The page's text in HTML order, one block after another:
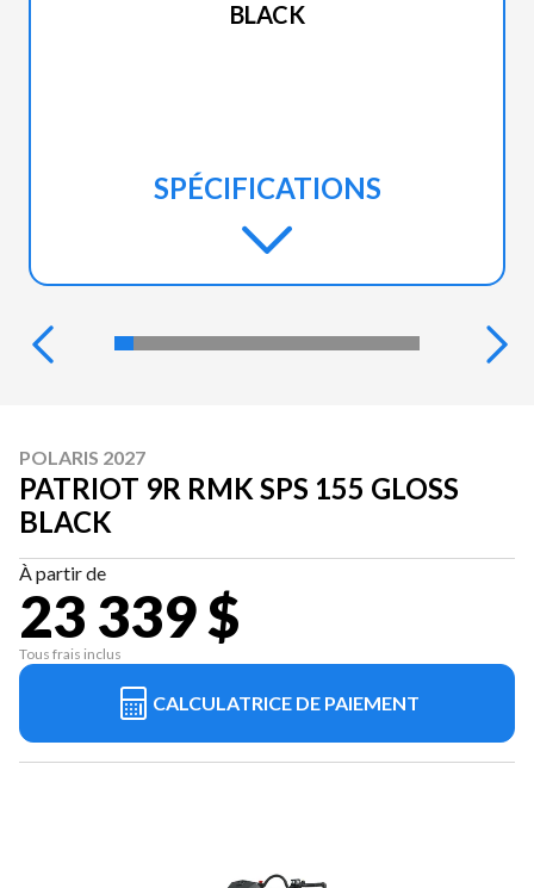
BLACK
SPÉCIFICATIONS
POLARIS 2027
PATRIOT 9R RMK SPS 155 GLOSS
BLACK
À partir de
23 339 $
Tous frais inclus
CALCULATRICE DE PAIEMENT